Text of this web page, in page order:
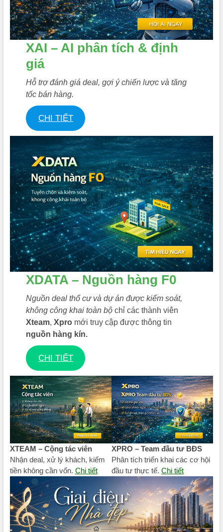
XAI – AI phân tích & định
giá
Hỗ trợ đánh giá deal, gợi ý chiến lược và tăng
tốc bán hàng.
CHI TIẾT
XDATA – Nguồn hàng F0
Nguồn deal thổ cư và dự án được kiểm soát,
không công khai toàn bộ chỉ các thành viên
Xteam,Xpro mới truy cập được thông tin
nguồn hàng kín.
CHI TIẾT
XTEAM – Cộng tác viên
Nhận deal, xử lý khách, kiếm
tiền không cần vốn. Chi tiết
XPRO – Team đầu tư BĐS
Phân tích triển khai các cơ hội
đầu tư thực tế. Chi tiết